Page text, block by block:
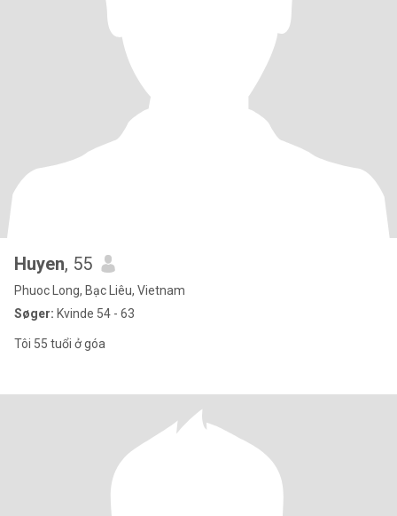
Huyen, 55
Phuoc Long, Bạc Liêu, Vietnam
Søger: Kvinde 54 - 63
Tôi 55 tuổi ở góa